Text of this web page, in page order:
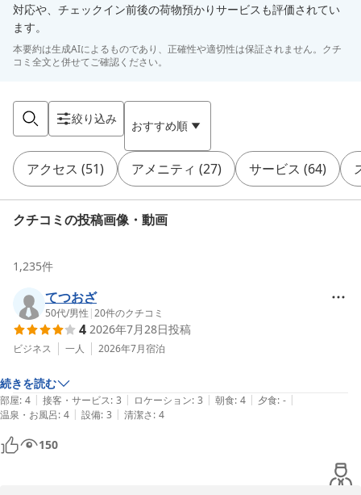
対応や、チェックイン前後の荷物預かりサービスも評価されてい
ます。
本要約は生成AIによるものであり、正確性や適切性は保証されません。クチ
コミ全文と併せてご確認ください。
絞り込み おすすめ順
アクセス (51) アメニティ (27) サービス (64)
クチコミの投稿画像・動画
1,235件
てつおざ
50代/男性 |20件のクチコミ
4 2026年7月28日投稿
ビジネス 一人 2026年7月宿泊
続きを読む
部屋: 4 | 接客・サービス: 3 | ロケーション: 3 | 朝食: 4 | 夕食: - |
温泉・お風呂: 4 | 設備: 3 | 清潔さ: 4
150